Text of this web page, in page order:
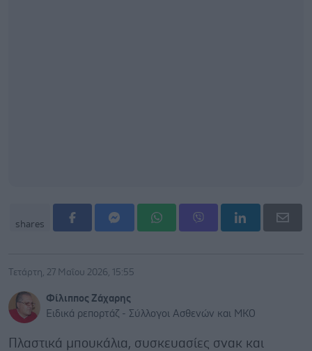
shares
Τετάρτη, 27 Μαΐου 2026, 15:55
Φίλιππος Ζάχαρης
Ειδικά ρεπορτάζ - Σύλλογοι Ασθενών και ΜΚΟ
Πλαστικά μπουκάλια, συσκευασίες σνακ και